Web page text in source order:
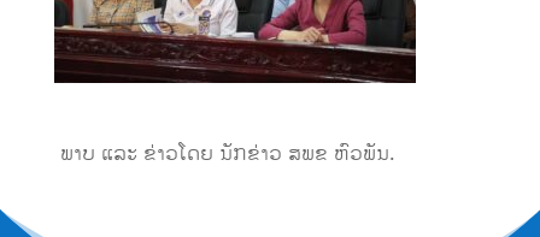
ພາບ ແລະ ຂ່າວໂດຍ ນັກຂ່າວ ສພຂ ຫົວພັນ.